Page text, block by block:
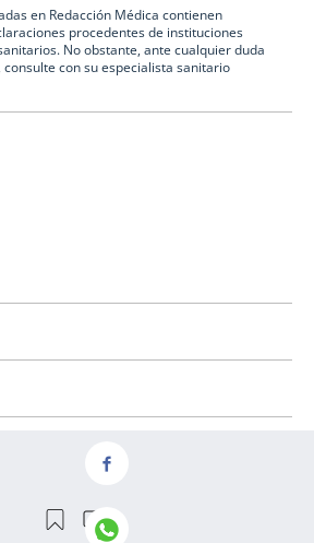
en Redacción Médica contienen
procedentes de instituciones
No obstante, ante cualquier duda
con su especialista sanitario